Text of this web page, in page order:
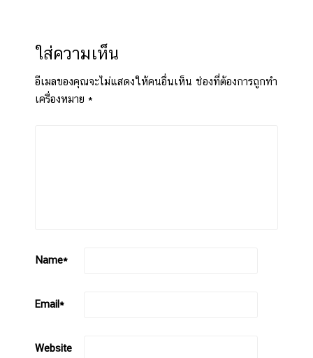
ใส่ความเห็น
อีเมลของคุณจะไม่แสดงให้คนอื่นเห็น ช่องที่ต้องการถูกทำ
เครื่องหมาย *
Name*
Email*
Website